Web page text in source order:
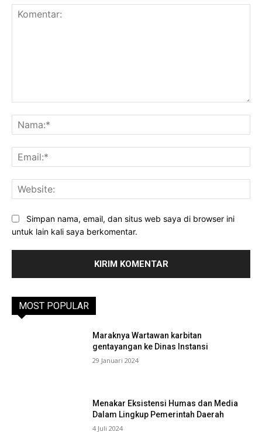
Simpan nama, email, dan situs web saya di browser ini
untuk lain kali saya berkomentar.
MOST POPULAR
Maraknya Wartawan karbitan
gentayangan ke Dinas Instansi
29 Januari 2024
Menakar Eksistensi Humas dan Media
Dalam Lingkup Pemerintah Daerah
4 Juli 2024